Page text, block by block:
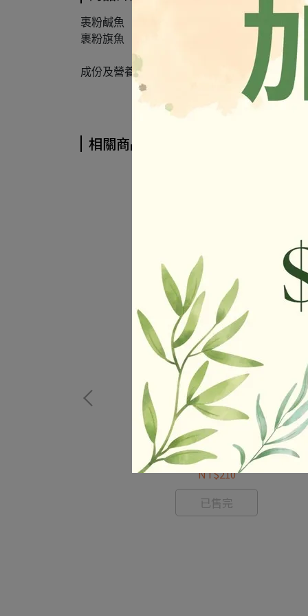
裹粉鹹魚
裹粉旗魚
成份及營養標示如圖所示，若與圖片有差異時
相關商品
每一天-碳烤烏魚子 零賣3條裝 奶素
NT$210
已售完